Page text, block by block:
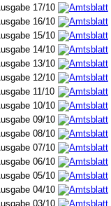
17/10
16/10
15/10
14/10
13/10
12/10
11/10
10/10
09/10
08/10
07/10
06/10
05/10
04/10
03/10